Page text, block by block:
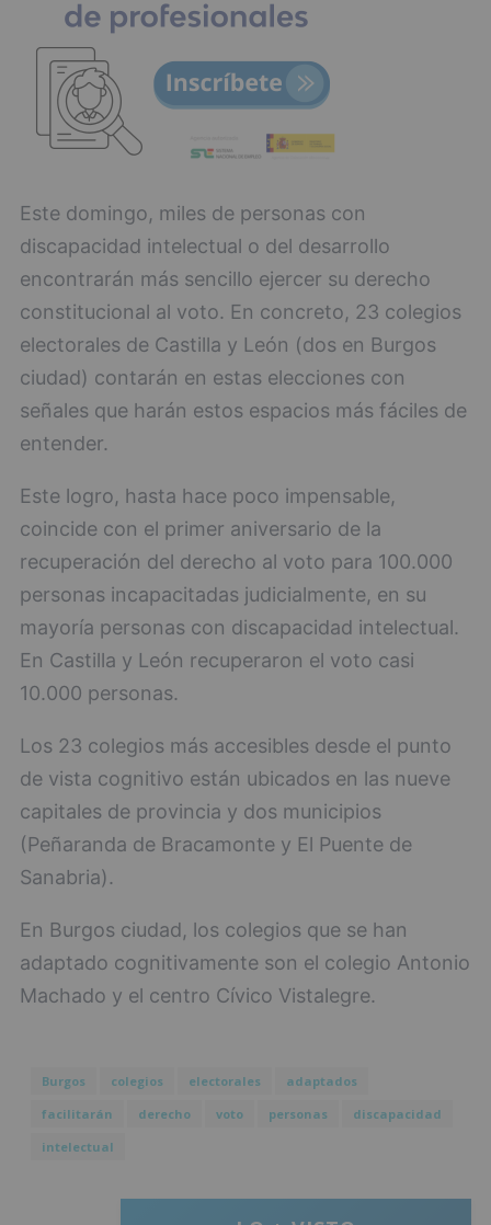
Este domingo, miles de personas con
discapacidad intelectual o del desarrollo
encontrarán más sencillo ejercer su derecho
constitucional al voto. En concreto, 23 colegios
electorales de Castilla y León (dos en Burgos
ciudad) contarán en estas elecciones con
señales que harán estos espacios más fáciles de
entender.
Este logro, hasta hace poco impensable,
coincide con el primer aniversario de la
recuperación del derecho al voto para 100.000
personas incapacitadas judicialmente, en su
mayoría personas con discapacidad intelectual.
En Castilla y León recuperaron el voto casi
10.000 personas.
Los 23 colegios más accesibles desde el punto
de vista cognitivo están ubicados en las nueve
capitales de provincia y dos municipios
(Peñaranda de Bracamonte y El Puente de
Sanabria).
En Burgos ciudad, los colegios que se han
adaptado cognitivamente son el colegio Antonio
Machado y el centro Cívico Vistalegre.
Burgos colegios electorales
adaptados
facilitarán
derecho voto personas
discapacidad
intelectual